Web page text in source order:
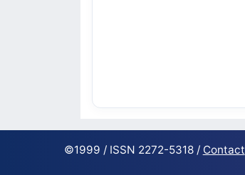
©1999 / ISSN 2272-5318 / Contact